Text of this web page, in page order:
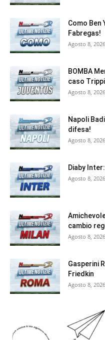
Como Ben
Fabregas!
Agosto 8, 2026
BOMBA
caso
Agosto 8, 2026
Napoli
difesa!
Agosto 8, 2026
Diaby
Agosto 8, 2026
cambio
Agosto 8, 2026
Gasperini
Friedkin
Agosto 8, 2026